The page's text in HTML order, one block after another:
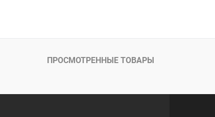
Сравнение
В наличии
ПРОСМОТРЕННЫЕ ТОВАРЫ